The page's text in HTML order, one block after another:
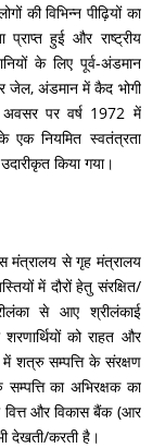
की विभिन्न पीढ़ियों का
हुई और राष्ट्रीय
के लिए पूर्व-अंडमान
जेल, अंडमान में कैद भोगी
अवसर पर वर्ष 1972 में
एक नियमित स्वतंत्रता
किया गया।
मंत्रालय से गृह मंत्रालय
में दौरों हेतु संरक्षित/
से आए श्रीलंकाई
शरणार्थियों को राहत और
शत्रु सम्पत्ति के संरक्षण
का अभिरक्षक का
वित्त और विकास बैंक (आर
देखती/करती है।